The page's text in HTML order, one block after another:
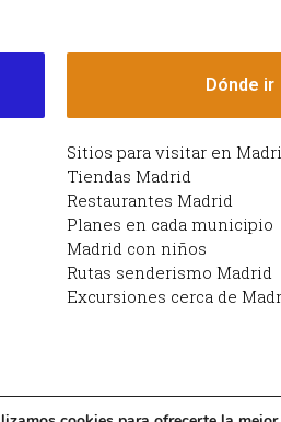
Dónde ir
Sitios para visitar en
Tiendas Madrid
Restaurantes Madrid
Planes en cada municipio
Madrid con niños
Rutas senderismo Madrid
Excursiones cerca de